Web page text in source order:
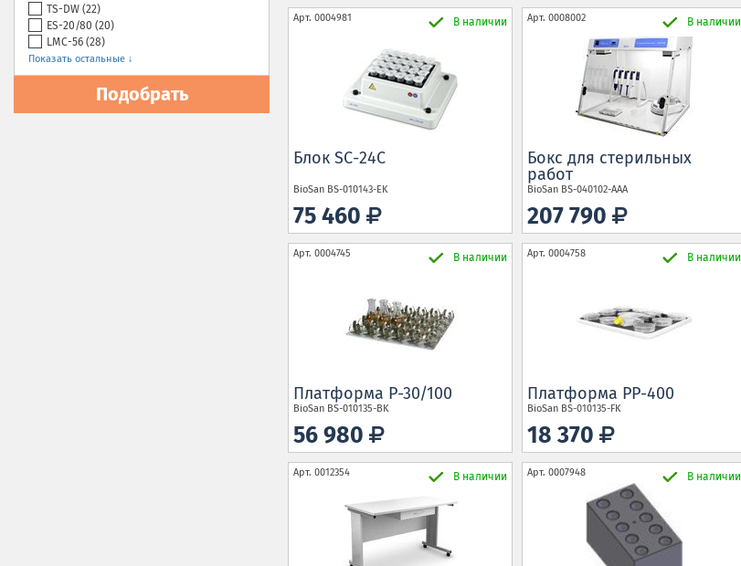
TS-DW (22)
ЕS-20/80 (20)
LMC-56 (28)
Показать остальные ↓
Подобрать
Арт. 0004981 В наличии
Блок SC-24C
BioSan BS-010143-EK
75 460
Арт. 0008002 В наличии
Бокс для стерильных
работ
BioSan BS-040102-AAA
207 790
Арт. 0004745 В наличии
Платформа P-30/100
BioSan BS-010135-BK
56 980
Арт. 0004758 В наличии
Платформа PP-400
BioSan BS-010135-FK
18 370
Арт. 0012354 В наличии Арт. 0007948 В наличии